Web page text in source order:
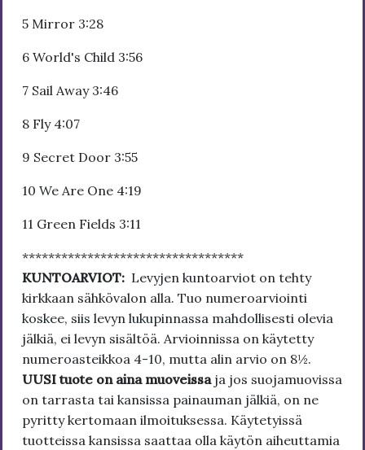
5 Mirror 3:28
6 World's Child 3:56
7 Sail Away 3:46
8 Fly 4:07
9 Secret Door 3:55
10 We Are One 4:19
11 Green Fields 3:11
**********************************
KUNTOARVIOT: Levyjen kuntoarviot on tehty
kirkkaan sähkövalon alla. Tuo numeroarviointi
koskee, siis levyn lukupinnassa mahdollisesti olevia
jälkiä, ei levyn sisältöä. Arvioinnissa on käytetty
numeroasteikkoa 4-10, mutta alin arvio on 8½.
UUSI tuote on aina muoveissa ja jos suojamuovissa
on tarrasta tai kansissa painauman jälkiä, on ne
pyritty kertomaan ilmoituksessa. Käytetyissä
tuotteissa kansissa saattaa olla käytön aiheuttamia